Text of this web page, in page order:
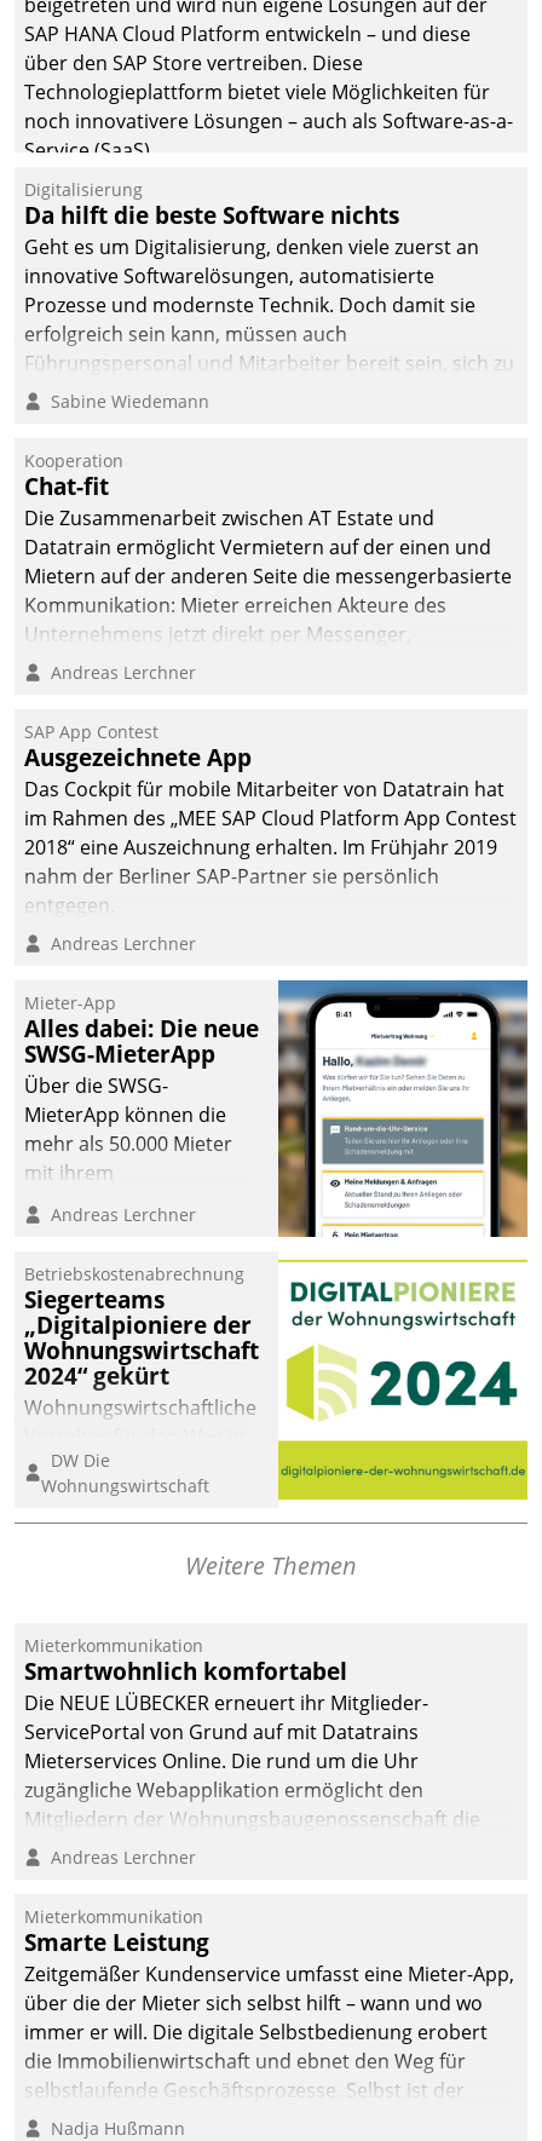
man auf
Cloudtechnologie,
bewährte und Startup-
Partner sowie erstmals
agile Projektmethoden.
SAP HANA Cloud Platform entwickeln – und diese
über den SAP Store vertreiben. Diese
Technologieplattform bietet viele Möglichkeiten für
noch innovativere Lösungen – auch als Software-as-a-
Service (SaaS).
Digitalisierung
Da hilft die beste Software nichts
Geht es um Digitalisierung, denken viele zuerst an
innovative Softwarelösungen, automatisierte
Prozesse und modernste Technik. Doch damit sie
erfolgreich sein kann, müssen auch
Führungspersonal und Mitarbeiter bereit sein, sich zu
verändern und anzupassen, sonst werden sie an ihr
Sabine Wiedemann
Kooperation
Chat-fit
Die Zusammenarbeit zwischen AT Estate und
Datatrain ermöglicht Vermietern auf der einen und
Mietern auf der anderen Seite die messengerbasierte
Kommunikation: Mieter erreichen Akteure des
Unternehmens jetzt direkt per Messenger,
Mitarbeiter oder Dienstleister empfangen oder
Andreas Lerchner
SAP App Contest
Ausgezeichnete App
Das Cockpit für mobile Mitarbeiter von Datatrain hat
im Rahmen des „MEE SAP Cloud Platform App Contest
2018“ eine Auszeichnung erhalten. Im Frühjahr 2019
nahm der Berliner SAP-Partner sie persönlich
entgegen.
Andreas Lerchner
Mieter-App
Alles dabei: Die neue
SWSG-MieterApp
Über die SWSG-
MieterApp können die
mehr als 50.000 Mieter
mit ihrem
Wohnungsunternehmen
kommunizieren, auf dem
einsehen und ändern
oder
Schadensmeldungen
abgeben – rund um die
Uhr.
Andreas Lerchner
Betriebskostenabrechnung
Siegerteams
„Digitalpioniere der
Wohnungswirtschaft
2024“ gekürt
Wohnungswirtschaftliche
eine digitale Zukunft zu
finden, ist das Ziel des
Awards „Digitalpioniere
Wohnungswirtschaft“.
dafür ein Team
bestehend aus
Wohnungsunternehmen
und PropTech.
DW Die
Wohnungswirtschaft
Weitere Themen
Mieterkommunikation
Smartwohnlich komfortabel
Die NEUE LÜBECKER erneuert ihr Mitglieder-
ServicePortal von Grund auf mit Datatrains
Mieterservices Online. Die rund um die Uhr
zugängliche Webapplikation ermöglicht den
Mitgliedern der Wohnungs­bau­genossenschaft die
Kontaktaufnahme per Smartphone, Tablet oder PC.
Andreas Lerchner
Mieterkommunikation
Smarte Leistung
Zeitgemäßer Kundenservice umfasst eine Mieter-App,
über die der Mieter sich selbst hilft – wann und wo
immer er will. Die digitale Selbstbedienung erobert
die Immobilienwirtschaft und ebnet den Weg für
selbstlaufende Geschäftsprozesse. Selbst ist der
Kunde und smart der Serviceanbieter.
Nadja Hußmann